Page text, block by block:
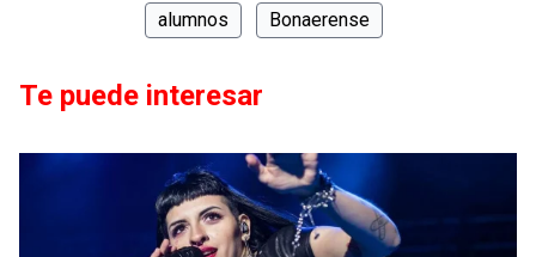
alumnos Bonaerense
Te puede interesar